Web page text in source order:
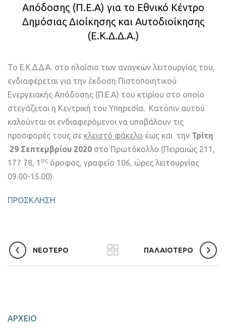
Απόδοσης (Π.Ε.Α) για το Εθνικό Κέντρο
Δημόσιας Διοίκησης και Αυτοδιοίκησης
(Ε.Κ.Δ.Δ.Α.)
Το Ε.Κ.Δ.Δ.Α. στο πλαίσιο των αναγκών λειτουργίας του,
ενδιαφέρεται για την έκδοση Πιστοποιητικού
Ενεργειακής Απόδοσης (Π.Ε.Α) του κτιρίου στο οποίο
στεγάζεται η Κεντρική του Υπηρεσία. Κατόπιν αυτού
καλούνται οι ενδιαφερόμενοι να υποβάλουν τις
προσφορές τους σε κλειστό φάκελο έως και την Τρίτη
29 Σεπτεμβρίου 2020 στο Πρωτόκολλο (Πειραιώς 211,
177 78, 1 ος όροφος, γραφείο 106, ώρες λειτουργίας
09.00-15.00).
ΠΡΟΣΚΛΗΣΗ
ΝΕΟΤΕΡΟ ΠΑΛΑΙΟΤΕΡΟ
ΑΡΧΕΙΟ